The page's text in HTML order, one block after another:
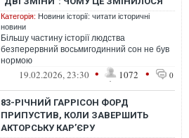
Категорія: Новини історії: читати історичні
новини
Більшу частину історії людства
безперервний восьмигодинний сон не був
нормою
19.02.2026, 23:30 • 1072 • 0
83-РІЧНИЙ ГАРРІСОН ФОРД
ПРИПУСТИВ, КОЛИ ЗАВЕРШИТЬ
АКТОРСЬКУ КАРʼЄРУ